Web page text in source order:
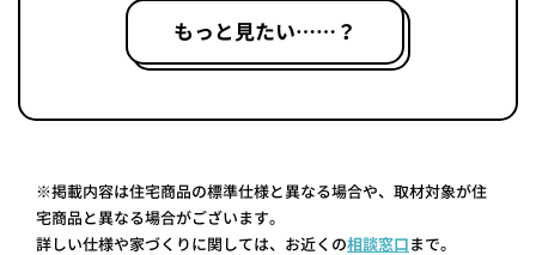
もっと見たい……？
※掲載内容は住宅商品の標準仕様と異なる場合や、取材対象が住
宅商品と異なる場合がございます。
詳しい仕様や家づくりに関しては、お近くの相談窓口まで。